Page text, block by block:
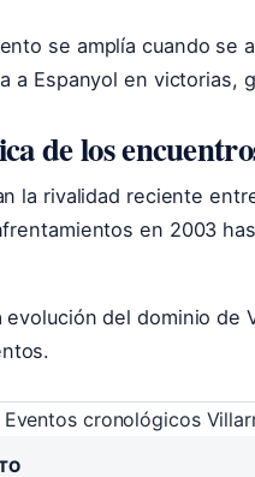
se amplía cuando se
a Espanyol en victorias,
de los
la rivalidad reciente
en 2003
evolución del dominio de
Eventos cronológicos